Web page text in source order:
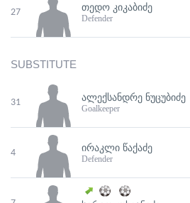
27 ᲗᲔᲓᲝ ᲙᲘᲙᲐᲑᲘᲫᲔ
Defender
SUBSTITUTE
31 ᲐᲚᲔᲥᲡᲐᲜᲓᲠᲔ ᲜᲣᲪᲣᲑᲘᲫᲔ
Goalkeeper
4 ᲘᲠᲐᲙᲚᲘ ᲬᲐᲥᲐᲫᲔ
Defender